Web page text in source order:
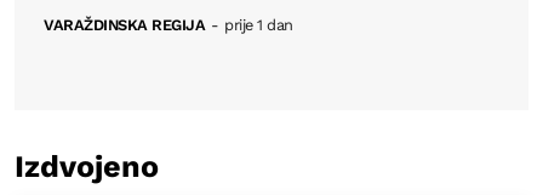
VARAŽDINSKA REGIJA - prije 1 dan
Izdvojeno